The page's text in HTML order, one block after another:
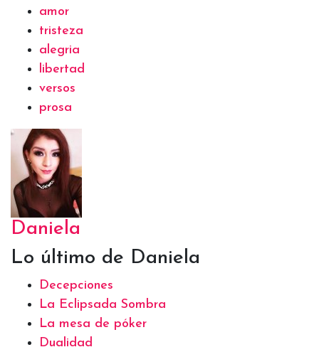
amor
tristeza
alegria
libertad
versos
prosa
Daniela
Lo último de Daniela
Decepciones
La Eclipsada Sombra
La mesa de póker
Dualidad